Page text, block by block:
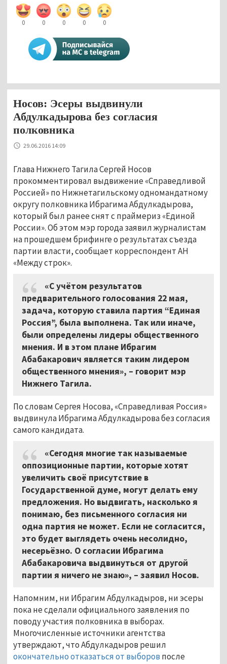
0 0 0 0 0
Носов: Эсеры выдвинули
Абдулкадырова без согласия
полковника
29.06.2016 14:09
Глава Нижнего Тагила Сергей Носов
прокомментировал выдвижение «Справедливой
Россией» по Нижнетагильскому одномандатному
округу полковника Ибрагима Абдулкадырова,
который был ранее снят с праймериз «Единой
России». Об этом мэр города заявил журналистам
на прошедшем брифинге о результатах съезда
партии власти, сообщает корреспондент АН
«Между строк».
«С учётом результатов
предварительного голосования 22 мая,
задача, которую ставила партия “Единая
Россия”, была выполнена. Так или иначе,
были определены лидеры общественного
мнения. И в этом плане Ибрагим
Абабакарович является таким лидером
общественного мнения», – говорит мэр
Нижнего Тагила.
По словам Сергея Носова, «Справедливая Россия»
выдвинула Ибрагима Абдулкадырова без согласия
самого кандидата.
«Сегодня многие так называемые
оппозиционные партии, которые хотят
увеличить своё присутствие в
Государственной думе, могут делать ему
предложения. Но выдвигать, насколько я
понимаю, без письменного согласия ни
одна партия не может. Если не согласится,
это будет выглядеть очень несолидно,
несерьёзно. О согласии Ибрагима
Абабакаровича выдвинуться от другой
партии я ничего не знаю», – заявил Носов.
Напомним, ни Ибрагим Абдулкадыров, ни эсеры
пока не сделали официального заявления по
поводу участия полковника в выборах.
Многочисленные источники агентства
утверждают, что Абдулкадыров решил
окончательно отказаться от выборов после